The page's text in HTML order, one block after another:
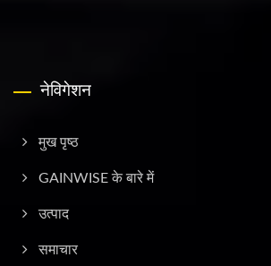
नेविगेशन
मुख पृष्ठ
GAINWISE के बारे में
उत्पाद
समाचार